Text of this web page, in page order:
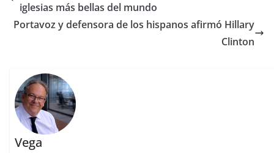
iglesias más bellas del mundo
Portavoz y defensora de los hispanos afirmó Hillary
Clinton
Vega